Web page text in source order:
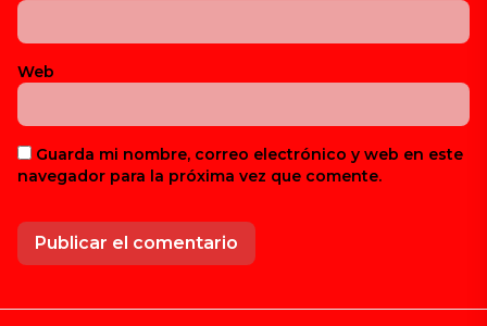
Web
Guarda mi nombre, correo electrónico y web en este
navegador para la próxima vez que comente.